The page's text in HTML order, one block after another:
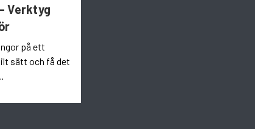
Verktyg
på ett
sätt och få det